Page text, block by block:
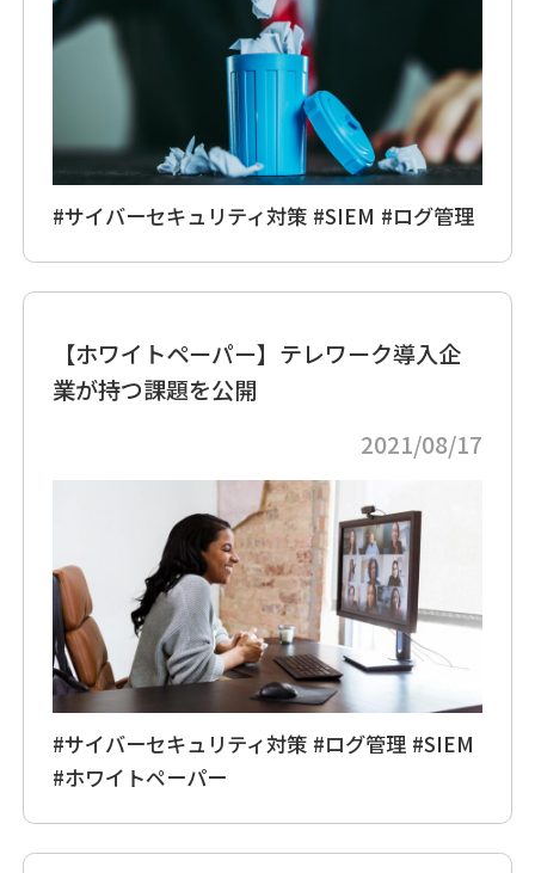
#サイバーセキュリティ対策 #SIEM #ログ管理
【ホワイトペーパー】テレワーク導入企
業が持つ課題を公開
2021/08/17
#サイバーセキュリティ対策 #ログ管理 #SIEM
#ホワイトペーパー